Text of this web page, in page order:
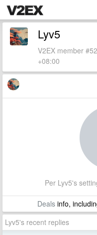
Lyv5
V2EX member
+08:00
Per Lyv5's
Dealsinfo,
Lyv5's recent replies